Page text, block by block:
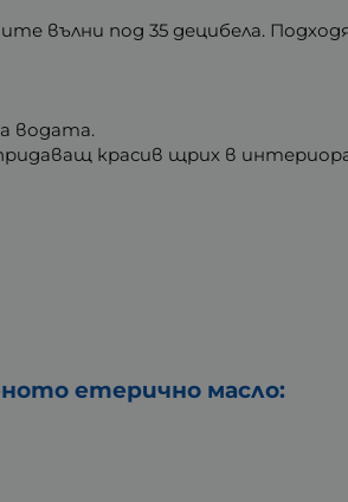
вълни под 35 децибела.
водата.
красив щрих в
етерично масло: